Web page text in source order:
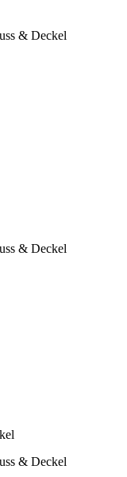
& Deckel
& Deckel
& Deckel